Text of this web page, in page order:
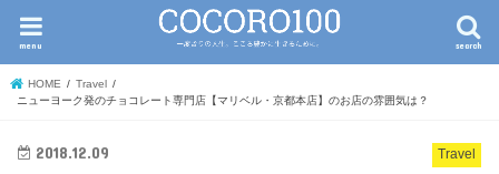
search
menu
HOME
Travel
ニューヨーク発のチョコレート専門店【マリベル・京都本店】のお店の雰囲気は？
Travel
2018.12.09